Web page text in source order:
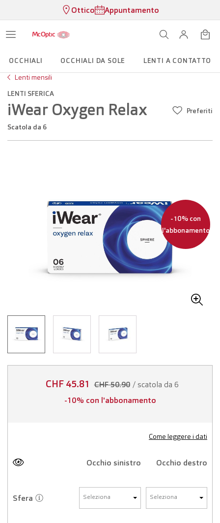
Ottico Appuntamento
OCCHIALI OCCHIALI DA SOLE
LENTI A CONTATTO
Lenti mensili
LENTI SFERICA
iWear Oxygen Relax
scatola da 6
Preferiti
-10% con
l'abbonamento
CHF 45.81 CHF 50.90 / scatola da 6
-10% con l'abbonamento
Come leggere i dati
Occhio sinistro Occhio destro
Sfera Seleziona Seleziona